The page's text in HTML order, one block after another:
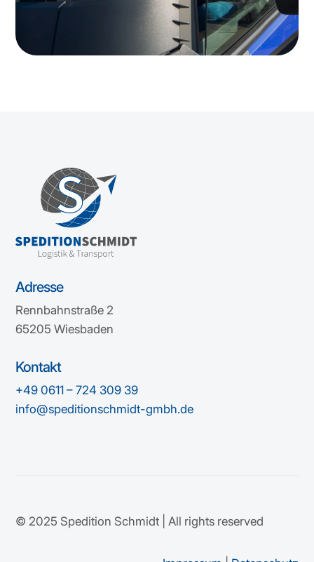
Adresse
Rennbahnstraße 2
65205 Wiesbaden
Kontakt
+49 0611 – 724 309 39
info@speditionschmidt-gmbh.de
© 2025 Spedition Schmidt | All rights reserved